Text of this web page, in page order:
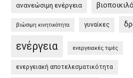
Ελλάδα
Green
ανανεώσιμη ενέργεια
βιώσιμη κινητικότητα γυναίκες
ενέργεια ενεργειακές τιμές
ενεργειακή αποτελεσματικότητα